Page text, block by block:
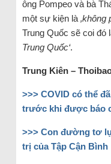
ông Pompeo và bà
một sự kiện là ‚không
Trung Quốc sẽ coi đó
Trung Quốc‘.
Trung Kiên –
>>> COVID có thể
trước khi được báo
>>> Con đường tơ
trị của Tập Cận Bình